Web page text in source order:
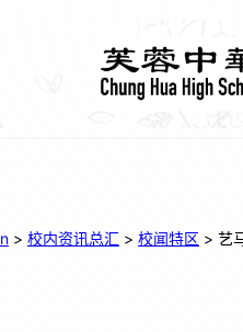
> 校内资讯总汇 > 校闻特区 > 艺